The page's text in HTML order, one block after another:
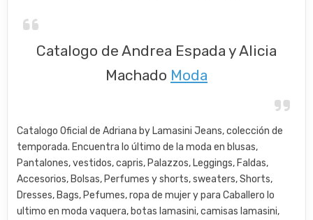
Catalogo de Andrea Espada y Alicia
Machado Moda
Catalogo Oficial de Adriana by Lamasini Jeans, colección de
temporada. Encuentra lo último de la moda en blusas,
Pantalones, vestidos, capris, Palazzos, Leggings, Faldas,
Accesorios, Bolsas, Perfumes y shorts, sweaters, Shorts,
Dresses, Bags, Pefumes, ropa de mujer y para Caballero lo
ultimo en moda vaquera, botas lamasini, camisas lamasini,